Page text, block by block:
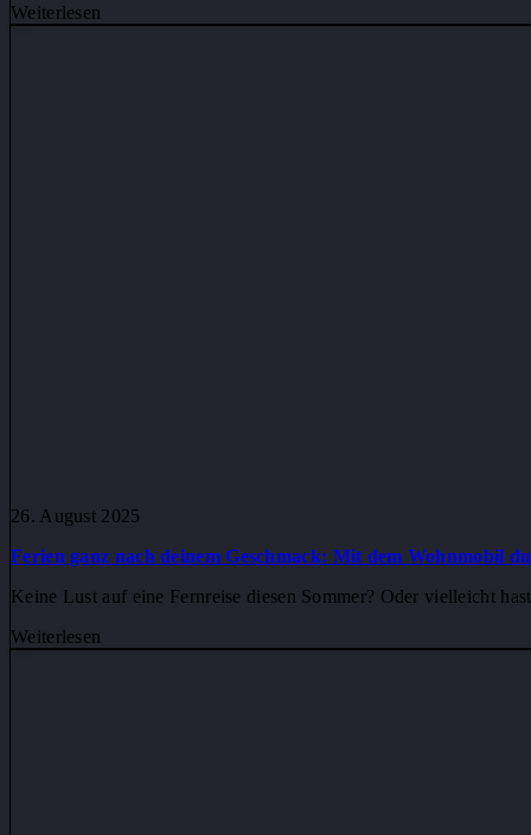
Weiterlesen
26. August 2025
Ferien ganz nach deinem Geschmack: Mit dem Wohnmobil
Keine Lust auf eine Fernreise diesen Sommer? Oder vielleicht
Weiterlesen